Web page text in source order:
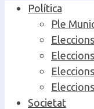
PrimaryPolítica
Ple
Societat